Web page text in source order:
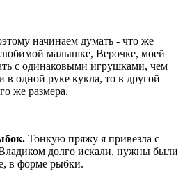
начинаем думать - что же
малышке, Верочке, моей
с одинаковыми игрушками, чем
одной руке кукла, то в другой
же размера.
Тонкую пряжу я привезла с
долго искали, нужны были
в форме рыбки.